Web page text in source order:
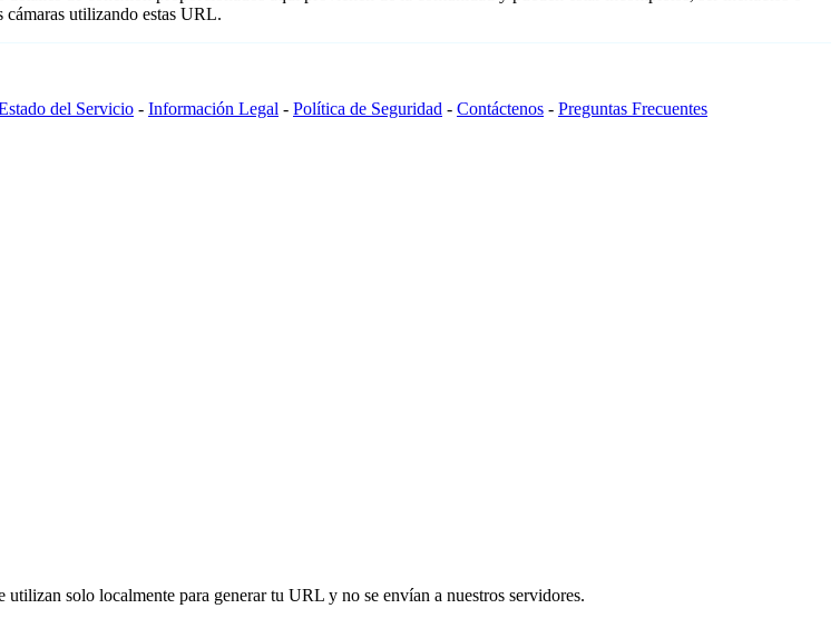
cámaras utilizando estas URL.
del Servicio - Información Legal - Política de Seguridad - Contáctenos - Preguntas Frecuentes
solo localmente para generar tu URL y no se envían a nuestros servidores.